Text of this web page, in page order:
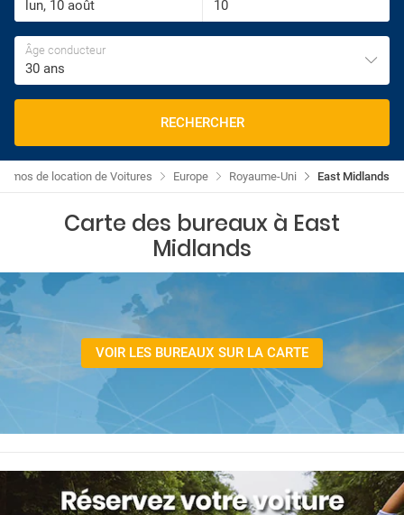
Âge conducteur
30 ans
RECHERCHER
East Midlands
Royaume-Uni
Europe
de location de Voitures
Carte des bureaux à East
Midlands
VOIR LES BUREAUX SUR LA CARTE